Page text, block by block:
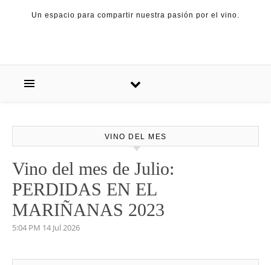
Un espacio para compartir nuestra pasión por el vino.
VINO DEL MES
Vino del mes de Julio:
PERDIDAS EN EL
MARIÑANAS 2023
5:04 PM 14 Jul 2026